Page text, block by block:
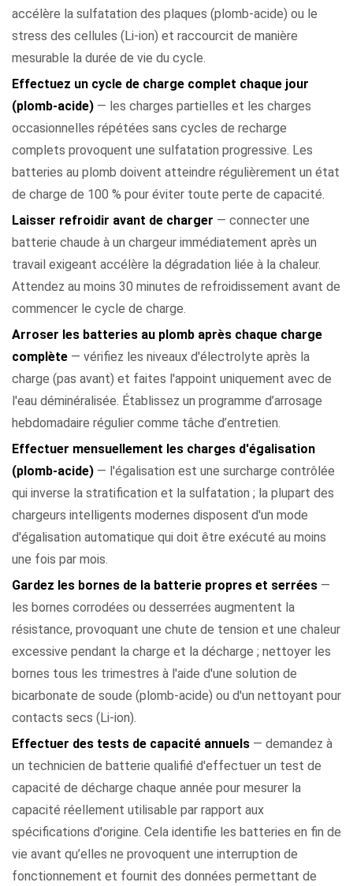
accélère la sulfatation des plaques (plomb-acide) ou le
stress des cellules (Li-ion) et raccourcit de manière
mesurable la durée de vie du cycle.
Effectuez un cycle de charge complet chaque jour
(plomb-acide) — les charges partielles et les charges
occasionnelles répétées sans cycles de recharge
complets provoquent une sulfatation progressive. Les
batteries au plomb doivent atteindre régulièrement un état
de charge de 100 % pour éviter toute perte de capacité.
Laisser refroidir avant de charger — connecter une
batterie chaude à un chargeur immédiatement après un
travail exigeant accélère la dégradation liée à la chaleur.
Attendez au moins 30 minutes de refroidissement avant de
commencer le cycle de charge.
Arroser les batteries au plomb après chaque charge
complète — vérifiez les niveaux d'électrolyte après la
charge (pas avant) et faites l'appoint uniquement avec de
l'eau déminéralisée. Établissez un programme d’arrosage
hebdomadaire régulier comme tâche d’entretien.
Effectuer mensuellement les charges d'égalisation
(plomb-acide) — l'égalisation est une surcharge contrôlée
qui inverse la stratification et la sulfatation ; la plupart des
chargeurs intelligents modernes disposent d'un mode
d'égalisation automatique qui doit être exécuté au moins
une fois par mois.
Gardez les bornes de la batterie propres et serrées —
les bornes corrodées ou desserrées augmentent la
résistance, provoquant une chute de tension et une chaleur
excessive pendant la charge et la décharge ; nettoyer les
bornes tous les trimestres à l'aide d'une solution de
bicarbonate de soude (plomb-acide) ou d'un nettoyant pour
contacts secs (Li-ion).
Effectuer des tests de capacité annuels — demandez à
un technicien de batterie qualifié d'effectuer un test de
capacité de décharge chaque année pour mesurer la
capacité réellement utilisable par rapport aux
spécifications d'origine. Cela identifie les batteries en fin de
vie avant qu’elles ne provoquent une interruption de
fonctionnement et fournit des données permettant de